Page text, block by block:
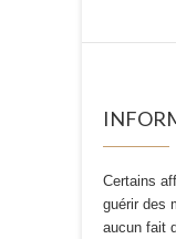
Certains
guérir des
aucun fait